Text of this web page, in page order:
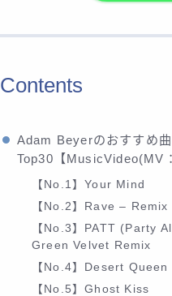
Contents
Adam Beyerのおすすめ
Top30【MusicVideo(MV
【No.1】Your Mind
【No.2】Rave – Remix
【No.3】PATT (Party
Green Velvet Remix
【No.4】Desert Queen
【No.5】Ghost Kiss